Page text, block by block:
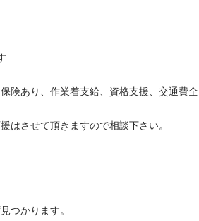
険あり、作業着支給、資格支援、交通費全
はさせて頂きますので相談下さい。
つかります。